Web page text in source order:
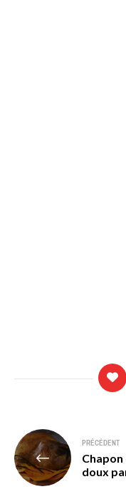
Navigation
de
l’article
PRÉCÉDENT
doux